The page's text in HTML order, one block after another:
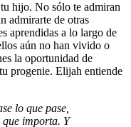
hijo. No sólo te admiran
admirarte de otras
aprendidas a lo largo de
aún no han vivido o
la oportunidad de
progenie. Elijah entiende
lo que pase,
que importa. Y